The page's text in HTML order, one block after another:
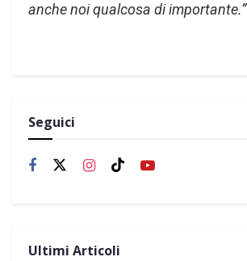
anche noi qualcosa di importante.”
Seguici
Ultimi Articoli